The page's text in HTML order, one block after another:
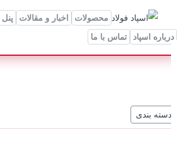
محصولات اخبار و مقالات
پنل
اسپاد
تماس با ما
دسته بندی